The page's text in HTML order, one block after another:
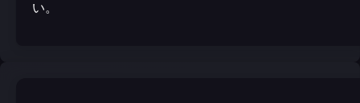
い。